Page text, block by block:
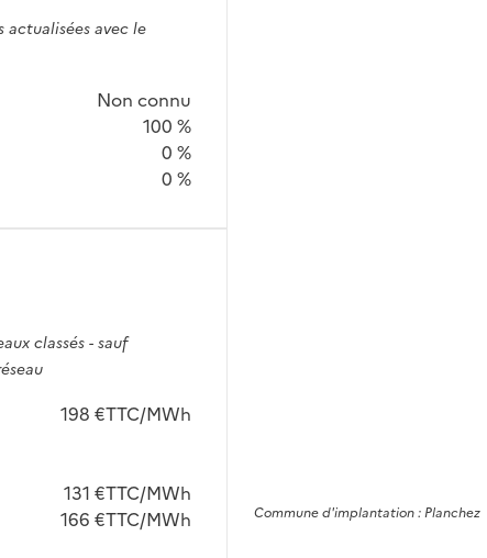
actualisées avec le
Non connu
100 %
0 %
0 %
classés - sauf
198 €TTC/MWh
131 €TTC/MWh
166 €TTC/MWh
Communed'implantation :Planchez